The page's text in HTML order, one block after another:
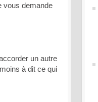
vous demande
un autre
à dit ce qui